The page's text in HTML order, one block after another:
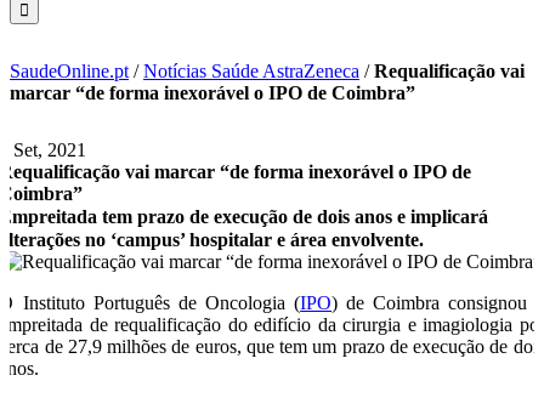
SaudeOnline.pt /Notícias Saúde AstraZeneca /Requalificação vai
marcar “de forma inexorável o IPO de Coimbra”
9 Set, 2021
Requalificação vai marcar “de forma inexorável o IPO de
Coimbra”
Empreitada tem prazo de execução de dois anos e implicará
alterações no ‘campus’ hospitalar e área envolvente.
O Instituto Português de Oncologia (IPO) de Coimbra consignou a
empreitada de requalificação do edifício da cirurgia e imagiologia por
cerca de 27,9 milhões de euros, que tem um prazo de execução de dois
anos.